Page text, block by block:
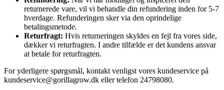
returnerede vare, vil vi behandle din refundering inden for 5-7
hverdage. Refunderingen sker via den oprindelige
betalingsmetode.
Returfragt: Hvis returneringen skyldes en fejl fra vores side,
dækker vi returfragten. I andre tilfælde er det kundens ansvar
at betale for returfragten.
For yderligere spørgsmål, kontakt venligst vores kundeservice på
kundeservice@gorillagrow.dk eller telefon 24798080.